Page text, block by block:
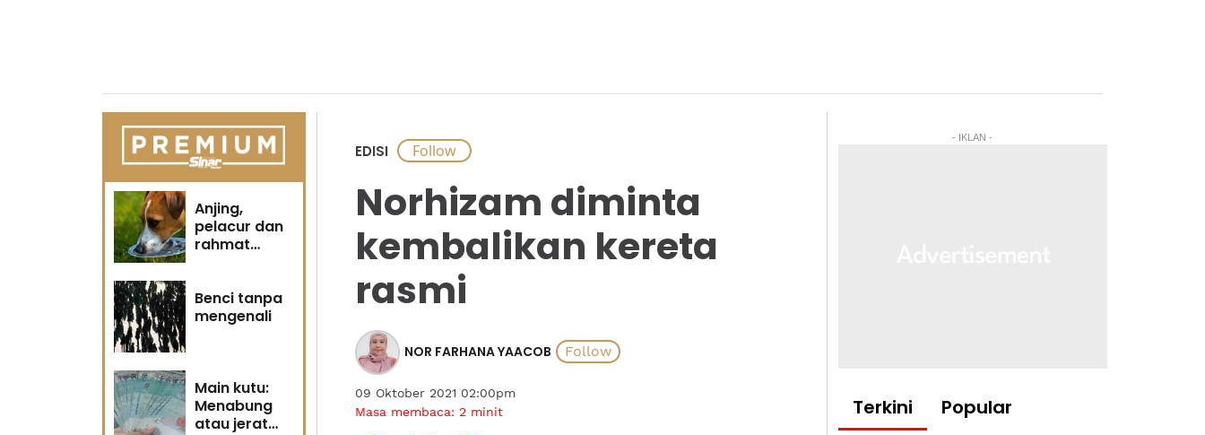
Anjing,
pelacur dan
rahmat
Benci tanpa
mengenali
Main kutu:
Menabung
atau jerat
EDISI
Norhizam diminta
kembalikan kereta
rasmi
NOR FARHANA YAACOB
09 Oktober 2021 02:00pm
Masa membaca: 2 minit
- IKLAN -
Terkini Popular